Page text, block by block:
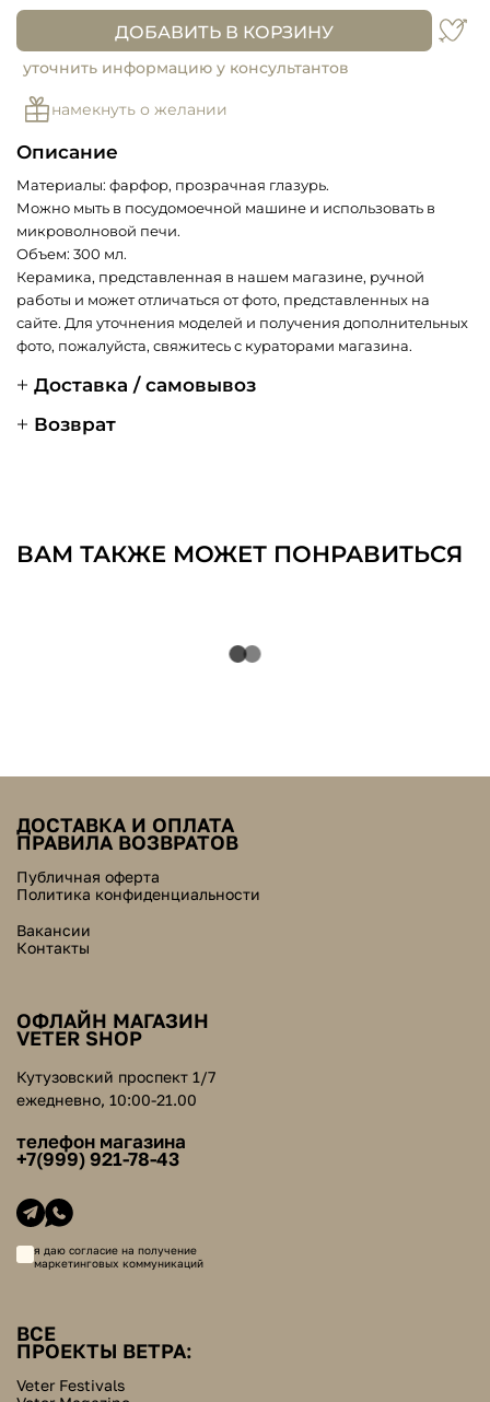
ДОБАВИТЬ В КОРЗИНУ
уточнить информацию у консультантов
намекнуть о желании
Описание
Материалы: фарфор, прозрачная глазурь.
Можно мыть в посудомоечной машине и использовать в
микроволновой печи.
Объем: 300 мл.
Керамика, представленная в нашем магазине, ручной
работы и может отличаться от фото, представленных на
сайте. Для уточнения моделей и получения дополнительных
фото, пожалуйста, свяжитесь с кураторами магазина.
Доставка / самовывоз
Возврат
ВАМ ТАКЖЕ МОЖЕТ ПОНРАВИТЬСЯ
ДОСТАВКА И ОПЛАТА
ПРАВИЛА ВОЗВРАТОВ
Публичная оферта
Политика конфиденциальности
Вакансии
Контакты
ОФЛАЙН МАГАЗИН
VETER SHOP
Кутузовский проспект 1/7
ежедневно, 10:00-21.00
телефон магазина
+7(999) 921-78-43
я даю согласие на получение
маркетинговых коммуникаций
ВСЕ
ПРОЕКТЫ ВЕТРА:
Veter Festivals